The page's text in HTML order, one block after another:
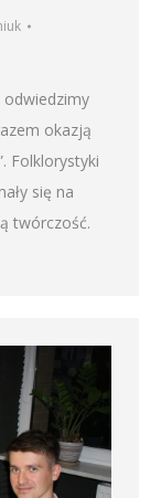
okazją
Folklorystyki
się na
twórczość.